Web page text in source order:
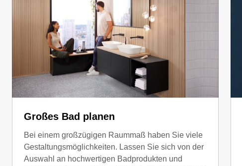
Großes Bad planen
Bei einem großzügigen Raummaß haben Sie viele
Gestaltungsmöglichkeiten. Lassen Sie sich von der
Auswahl an hochwertigen Badprodukten und